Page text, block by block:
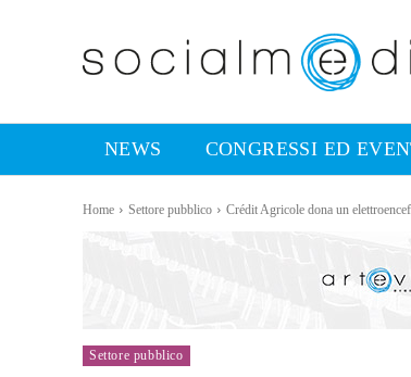
NEWS CONGRESSI ED
Home Settore pubblico Crédit Agricole dona un
Settore pubblico